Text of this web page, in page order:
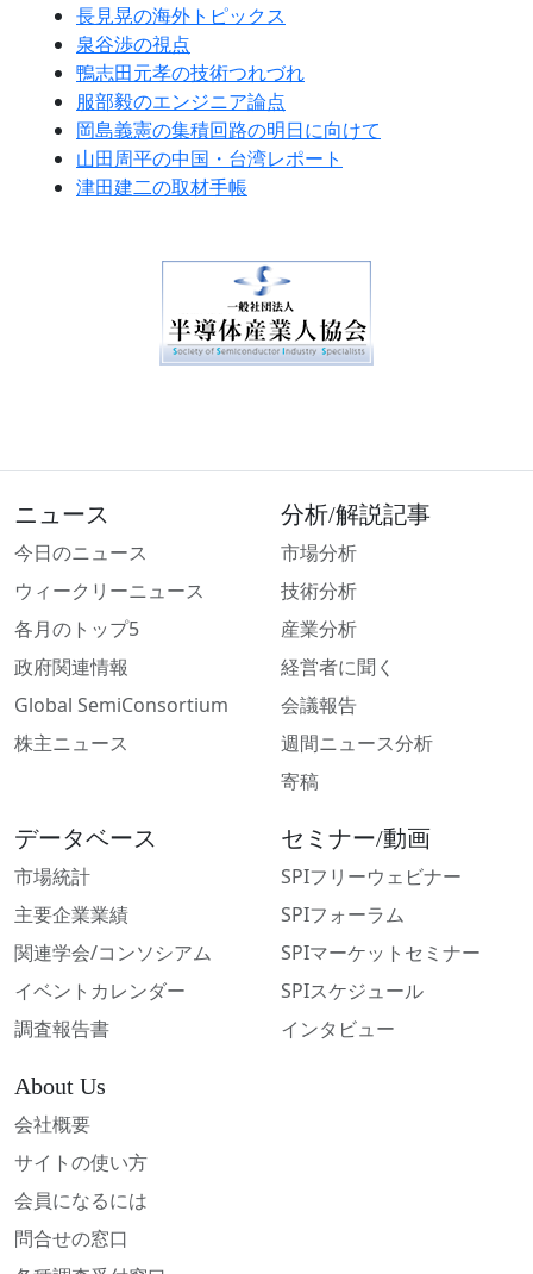
長見晃の海外トピックス
泉谷渉の視点
鴨志田元孝の技術つれづれ
服部毅のエンジニア論点
岡島義憲の集積回路の明日に向けて
山田周平の中国・台湾レポート
津田建二の取材手帳
ニュース
今日のニュース
ウィークリーニュース
各月のトップ5
政府関連情報
Global SemiConsortium
株主ニュース
分析/解説記事
市場分析
技術分析
産業分析
経営者に聞く
会議報告
週間ニュース分析
寄稿
データベース
市場統計
主要企業業績
関連学会/コンソシアム
イベントカレンダー
調査報告書
セミナー/動画
SPIフリーウェビナー
SPIフォーラム
SPIマーケットセミナー
SPIスケジュール
インタビュー
About Us
会社概要
サイトの使い方
会員になるには
問合せの窓口